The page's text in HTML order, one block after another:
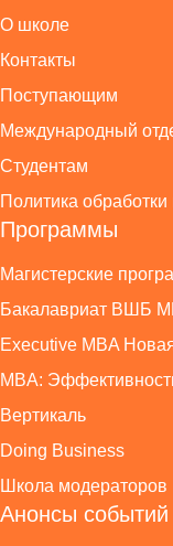
О школе
Контакты
Поступающим
Международный
Студентам
Политика
Программы
Магистерские
Бакалавриат ВШБ
Executive MBA
MBA:
Вертикаль
Doing Business
Школа модераторов
Анонсы событий